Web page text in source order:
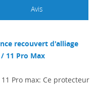
Avis
recouvert d'alliage
11 Pro Max
Pro max: Ce protecteur